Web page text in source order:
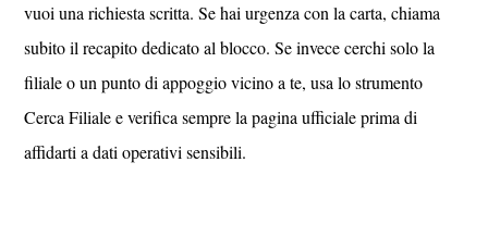
vuoi una richiesta scritta. Se hai urgenza con la carta, chiama
subito il recapito dedicato al blocco. Se invece cerchi solo la
filiale o un punto di appoggio vicino a te, usa lo strumento
Cerca Filiale e verifica sempre la pagina ufficiale prima di
affidarti a dati operativi sensibili.